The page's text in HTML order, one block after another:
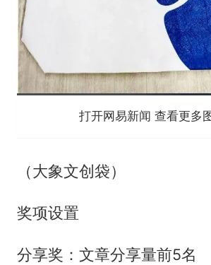
打开网易新闻 查看更多
（大象文创袋）
奖项设置
分享奖：文章分享量前5名